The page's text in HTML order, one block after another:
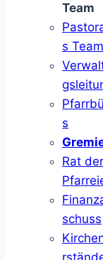
Team
s Team
s
Rat der
schuss